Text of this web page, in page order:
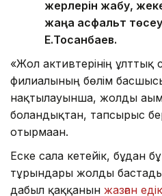
жерлерін жабу,
жаңа асфальт төсеу
Е.Тоқсанбаев.
«Жол активтерінің
филиалының бөлім
нақтылауынша, жолды
болғандықтан, тапсырыс
отырмаған.
Еске сала кетейік, бұдан
тұрғындары жолды
дабыл қаққанын жазған